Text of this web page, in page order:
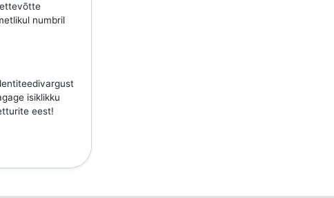
numbril
isiklikku
eest!